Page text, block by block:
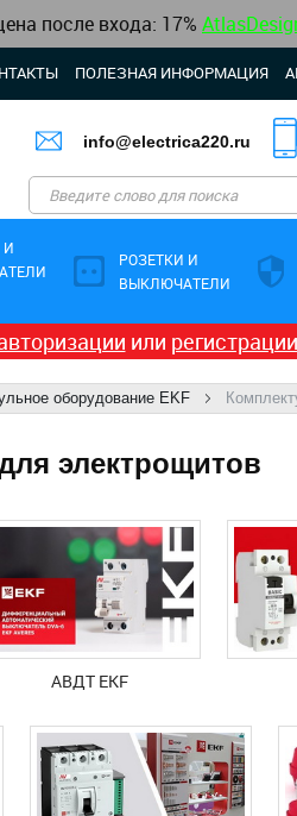
после входа: 17%
ПОЛЕЗНАЯ ИНФОРМАЦИЯ
info@electrica220.ru
И
РОЗЕТКИ И
ВЫКЛЮЧАТЕЛИ
или регистрации
оборудование EKF
электрощитов
АВДТ EKF